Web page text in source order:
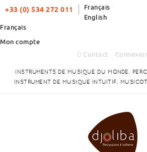
+33 (0) 534 272 011
Français
English
Français
Mon compte
Contact
INSTRUMENTS DE MUSIQUE DU MONDE.
INSTRUMENT DE MUSIQUE INTUITIF,